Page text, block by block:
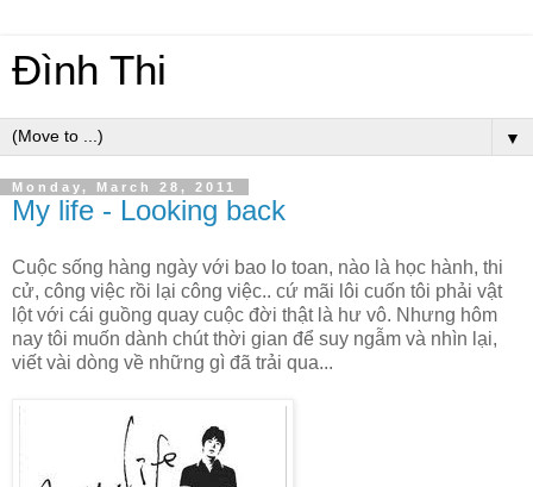
Đình Thi
▼
Monday, March 28, 2011
My life - Looking back
Cuộc sống hàng ngày với bao lo toan, nào là học hành, thi
cử, công việc rồi lại công việc.. cứ mãi lôi cuốn tôi phải vật
lột với cái guồng quay cuộc đời thật là hư vô. Nhưng hôm
nay tôi muốn dành chút thời gian để suy ngẫm và nhìn lại,
viết vài dòng về những gì đã trải qua...